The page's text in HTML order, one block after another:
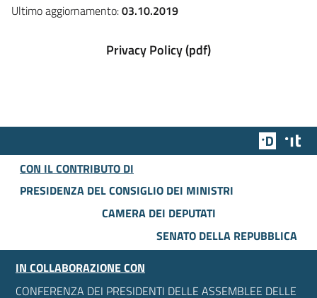
Ultimo aggiornamento:03.10.2019
Privacy Policy (pdf)
Team
CON IL CONTRIBUTO DI
PRESIDENZA DEL CONSIGLIO DEI MINISTRI
CAMERA DEI DEPUTATI
SENATO DELLA REPUBBLICA
IN COLLABORAZIONE CON
CONFERENZA DEI PRESIDENTI DELLE ASSEMBLEE DELLE